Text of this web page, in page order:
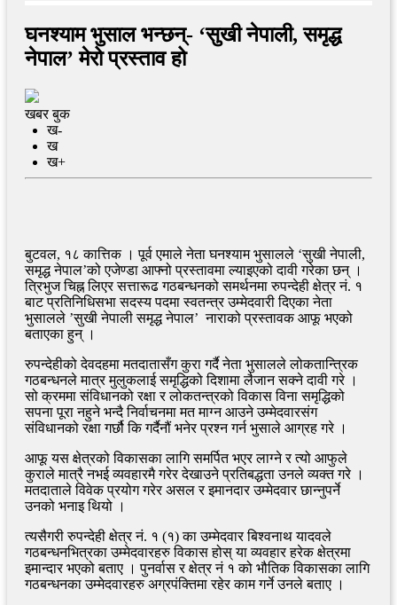
घनश्याम भुसाल भन्छन्- ‘सुखी नेपाली, समृद्ध
नेपाल’ मेरो प्रस्ताव हो
खबर बुक
ख-
ख
ख+
बुटवल, १८ कात्तिक । पूर्व एमाले नेता घनश्याम भुसालले ‘सुखी नेपाली,
समृद्ध नेपाल’को एजेण्डा आफ्नो प्रस्तावमा ल्याइएको दावी गरेका छन् ।
त्रिभुज चिह्न लिएर सत्तारूढ गठबन्धनको समर्थनमा रुपन्देही क्षेत्र नं. १
बाट प्रतिनिधिसभा सदस्य पदमा स्वतन्त्र उम्मेदवारी दिएका नेता
भुसालले ’सुखी नेपाली समृद्ध नेपाल’ नाराको प्रस्तावक आफू भएको
बताएका हुन् ।
रुपन्देहीको देवदहमा मतदातासँग कुरा गर्दै नेता भुसालले लोकतान्त्रिक
गठबन्धनले मात्र मुलुकलाई समृद्धिको दिशामा लैजान सक्ने दावी गरे ।
सो क्रममा संविधानको रक्षा र लोकतन्त्रको विकास विना समृद्धिको
सपना पूरा नहुने भन्दै निर्वाचनमा मत माग्न आउने उम्मेदवारसंग
संविधानको रक्षा गर्छौ कि गर्दैनौं भनेर प्रश्न गर्न भुसाले आग्रह गरे ।
आफू यस क्षेत्रको विकासका लागि समर्पित भएर लाग्ने र त्यो आफुले
कुराले मात्रै नभई व्यवहारमै गरेर देखाउने प्रतिबद्धता उनले व्यक्त गरे ।
मतदाताले विवेक प्रयोग गरेर असल र इमानदार उम्मेदवार छान्नुपर्ने
उनको भनाइ थियो ।
त्यसैगरी रुपन्देही क्षेत्र नं. १ (१) का उम्मेदवार बिश्वनाथ यादवले
गठबन्धनभित्रका उम्मेदवारहरु विकास होस् या व्यवहार हरेक क्षेत्रमा
इमान्दार भएको बताए । पुनर्वास र क्षेत्र नं १ को भौतिक विकासका लागि
गठबन्धनका उम्मेदवारहरु अग्रपंक्तिमा रहेर काम गर्ने उनले बताए ।